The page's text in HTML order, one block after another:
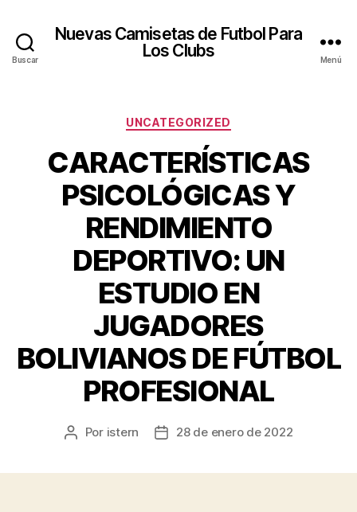
Buscar
Nuevas Camisetas de Futbol Para
Los Clubs
Menú
Categorías
UNCATEGORIZED
CARACTERÍSTICAS
PSICOLÓGICAS Y
RENDIMIENTO
DEPORTIVO: UN
ESTUDIO EN
JUGADORES
BOLIVIANOS DE FÚTBOL
PROFESIONAL
Autor
Por istern
Fecha28 de enero de 2022